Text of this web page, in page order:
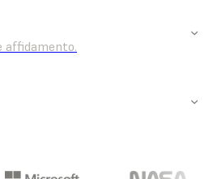
affidamento.